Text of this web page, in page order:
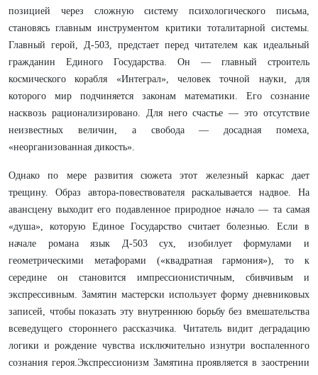
позицией через сложную систему психологического письма,
становясь главным инструментом критики тоталитарной системы.
Главный герой, Д-503, предстает перед читателем как идеальный
гражданин Единого Государства. Он — главный строитель
космического корабля «Интеграл», человек точной науки, для
которого мир подчиняется законам математики. Его сознание
насквозь рационализировано. Для него счастье — это отсутствие
неизвестных величин, а свобода — досадная помеха,
«неорганизованная дикость».
Однако по мере развития сюжета этот железный каркас дает
трещину. Образ автора-повествователя раскалывается надвое. На
авансцену выходит его подавленное природное начало — та самая
«душа», которую Единое Государство считает болезнью. Если в
начале романа язык Д-503 сух, изобилует формулами и
геометрическими метафорами («квадратная гармония»), то к
середине он становится импрессионистичным, сбивчивым и
экспрессивным. Замятин мастерски использует форму дневниковых
записей, чтобы показать эту внутреннюю борьбу без вмешательства
всеведущего стороннего рассказчика. Читатель видит деградацию
логики и рождение чувства исключительно изнутри воспаленного
сознания героя.Экспрессионизм Замятина проявляется в заострении